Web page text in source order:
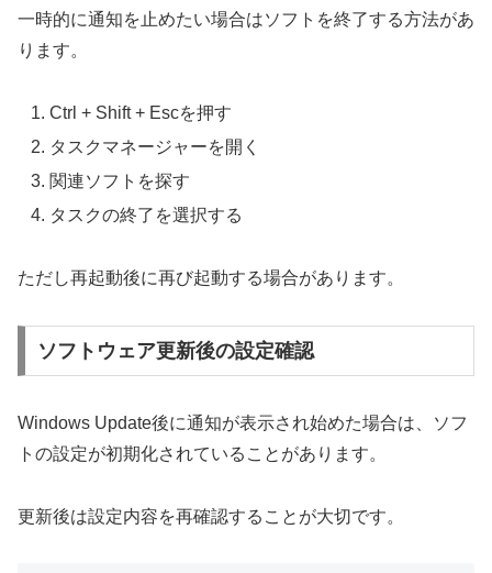
一時的に通知を止めたい場合はソフトを終了する方法があ
ります。
Ctrl + Shift + Escを押す
タスクマネージャーを開く
関連ソフトを探す
タスクの終了を選択する
ただし再起動後に再び起動する場合があります。
ソフトウェア更新後の設定確認
Windows Update後に通知が表示され始めた場合は、ソフ
トの設定が初期化されていることがあります。
更新後は設定内容を再確認することが大切です。